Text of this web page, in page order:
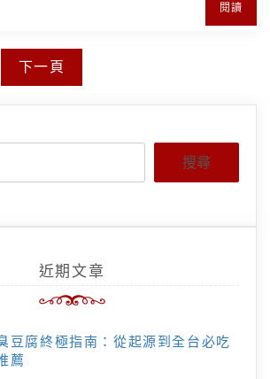
閱讀
下一頁
搜尋
近期文章
豆腐終極指南：從起源到全台必吃
薦